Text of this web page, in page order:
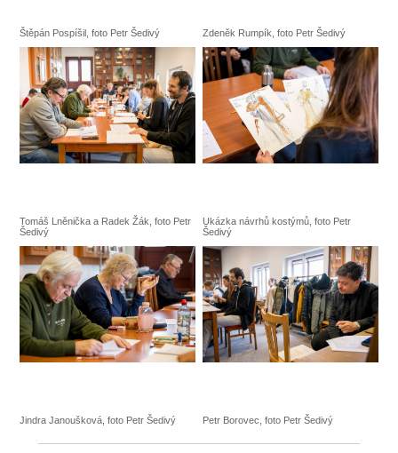
Štěpán Pospíšil, foto Petr Šedivý Zdeněk Rumpík, foto Petr Šedivý
Tomáš Lněnička a Radek Žák, foto Petr
Šedivý
Ukázka návrhů kostýmů, foto Petr
Šedivý
Jindra Janoušková, foto Petr Šedivý Petr Borovec, foto Petr Šedivý